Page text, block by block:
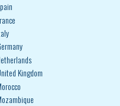
Kingdom